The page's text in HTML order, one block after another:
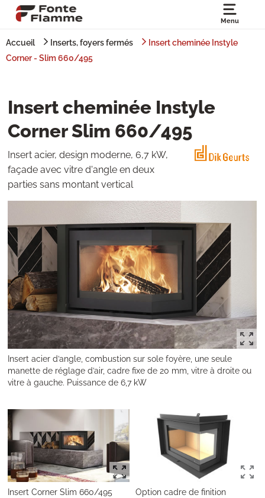
Menu
Accueil Inserts, foyers fermés
Insert cheminée Instyle
Corner - Slim 660/495
Insert cheminée Instyle
Corner Slim 660/495
Insert acier, design moderne, 6,7 kW,
façade avec vitre d'angle en deux
parties sans montant vertical
Insert acier d’angle, combustion sur sole foyère, une seule
manette de réglage d’air, cadre fixe de 20 mm, vitre à droite ou
vitre à gauche. Puissance de 6,7 kW
Insert Corner Slim 660/495
Option cadre de finition